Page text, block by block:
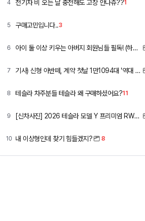
4 전기차 비 오는 날 충전해도 고장 안나쥬??1
5 구매고민입니다..3
6 아이 둘 이상 키우는 아버지 회원님들 필독! (하이패스 할인)
7 기사) 신형 아반떼, 계약 첫날 1만1094대 '역대 최고'
8 테슬라 차주분들 테슬라 왜 구매하셨어요?11
9 [신차사진] 2026 테슬라 모델 Y 프리미엄 RWD (펄 화이트 + 블랙시트)
10 내 이상형인데 찾기 힘들겠지? 8